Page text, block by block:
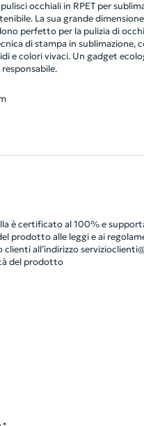
occhiali in RPET per
La sua grande
perfetto per la pulizia di
di stampa in sublimazione,
e colori vivaci. Un gadget
è certificato al 100% e
prodotto alle leggi e ai
all’indirizzo
del prodotto